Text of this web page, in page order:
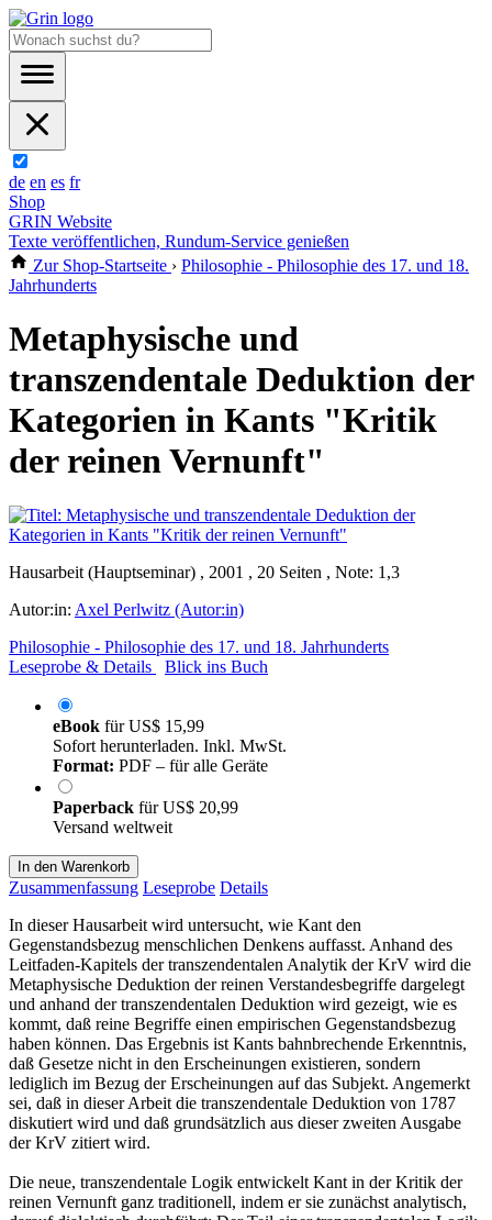
de en es fr
Shop
GRIN Website
Texte veröffentlichen, Rundum-Service genießen
Zur Shop-Startseite › Philosophie - Philosophie des 17. und 18.
Jahrhunderts
Metaphysische und
transzendentale Deduktion der
Kategorien in Kants "Kritik
der reinen Vernunft"
Hausarbeit (Hauptseminar) , 2001 , 20 Seiten , Note: 1,3
Autor:in: Axel Perlwitz (Autor:in)
Philosophie - Philosophie des 17. und 18. Jahrhunderts
Leseprobe & Details
Blick ins Buch
eBook fürUS$ 15,99
Sofort herunterladen. Inkl. MwSt.
Format: PDF – für alle Geräte
Paperback fürUS$ 20,99
Versand weltweit
In den Warenkorb
Zusammenfassung Leseprobe Details
In dieser Hausarbeit wird untersucht, wie Kant den
Gegenstandsbezug menschlichen Denkens auffasst. Anhand des
Leitfaden-Kapitels der transzendentalen Analytik der KrV wird die
Metaphysische Deduktion der reinen Verstandesbegriffe dargelegt
und anhand der transzendentalen Deduktion wird gezeigt, wie es
kommt, daß reine Begriffe einen empirischen Gegenstandsbezug
haben können. Das Ergebnis ist Kants bahnbrechende Erkenntnis,
daß Gesetze nicht in den Erscheinungen existieren, sondern
lediglich im Bezug der Erscheinungen auf das Subjekt. Angemerkt
sei, daß in dieser Arbeit die transzendentale Deduktion von 1787
diskutiert wird und daß grundsätzlich aus dieser zweiten Ausgabe
der KrV zitiert wird.
Die neue, transzendentale Logik entwickelt Kant in der Kritik der
reinen Vernunft ganz traditionell, indem er sie zunächst analytisch,